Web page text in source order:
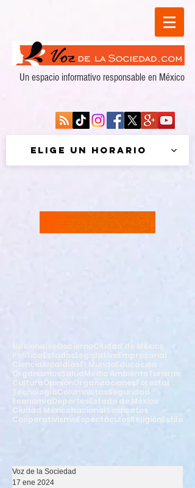
Un espacio informativo responsable en México
Elige un horario
Nacionales GobiernoCiudad de México
Política
EstadosLegislativoEmpresarial
Ciencia
Alcaldías El MundoEducación
Organismos
SaludMedio AmbienteTurismo
CulturaOpiniónOrganizacionesForestal
Tecnología ColumnistasSeguridad
EconomíaDeportesEstado de México
Ciudad MéxicoNacionalSindicatos
CooperativismoEspectáculosReligiónEstilo
Voz de la Sociedad
17 ene 2024